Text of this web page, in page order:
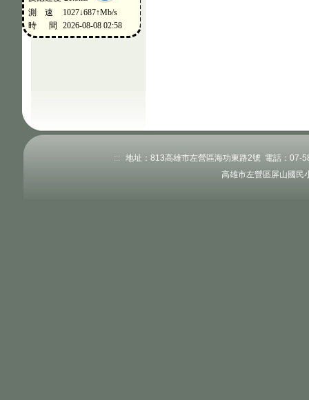
:::
地址：813高雄市左營區海功東路2號 電話：07-
高雄市左營區屏山國民